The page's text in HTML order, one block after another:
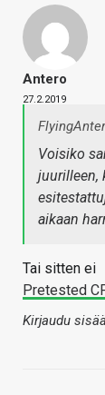
Antero
27.2.2019
Voisiko
juurilleen,
aikaan
Tai sitten ei
Pretested
Kirjaudu